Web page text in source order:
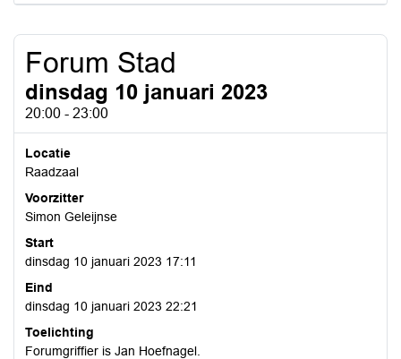
Forum Stad
dinsdag 10 januari 2023
20:00 - 23:00
Locatie
Raadzaal
Voorzitter
Simon Geleijnse
Start
dinsdag 10 januari 2023 17:11
Eind
dinsdag 10 januari 2023 22:21
Toelichting
Forumgriffier is Jan Hoefnagel.